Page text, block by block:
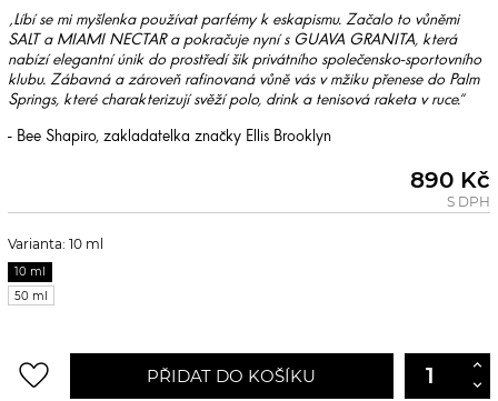
„Líbí se mi myšlenka používat parfémy k eskapismu. Začalo to vůněmi
SALT a MIAMI NECTAR a pokračuje nyní s GUAVA GRANITA, která
nabízí elegantní únik do prostředí šik privátního společensko-sportovního
klubu. Zábavná a zároveň rafinovaná vůně vás v mžiku přenese do Palm
Springs, které charakterizují svěží polo, drink a tenisová raketa v ruce.“
- Bee Shapiro, zakladatelka značky Ellis Brooklyn
890 Kč
S DPH
Varianta: 10 ml
10 ml
50 ml
favorite_border PŘIDAT DO KOŠÍKU